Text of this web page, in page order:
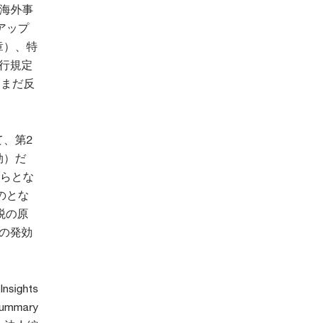
外事
ップ
）、特
規定
だ反
、第2
）だ
とな
とな
の原
発効